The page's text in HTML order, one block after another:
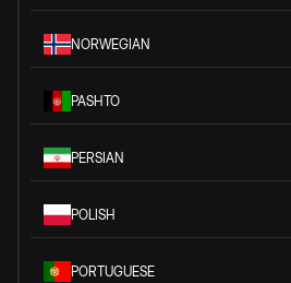
NORWEGIAN
PASHTO
PERSIAN
POLISH
PORTUGUESE